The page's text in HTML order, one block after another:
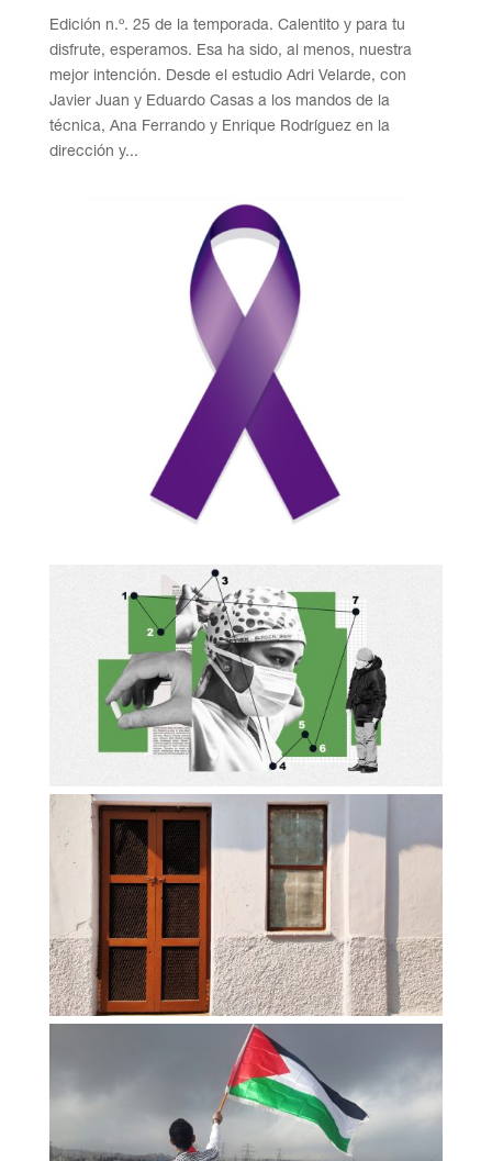
Edición n.º. 25 de la temporada. Calentito y para tu
disfrute, esperamos. Esa ha sido, al menos, nuestra
mejor intención. Desde el estudio Adri Velarde, con
Javier Juan y Eduardo Casas a los mandos de la
técnica, Ana Ferrando y Enrique Rodríguez en la
dirección y...